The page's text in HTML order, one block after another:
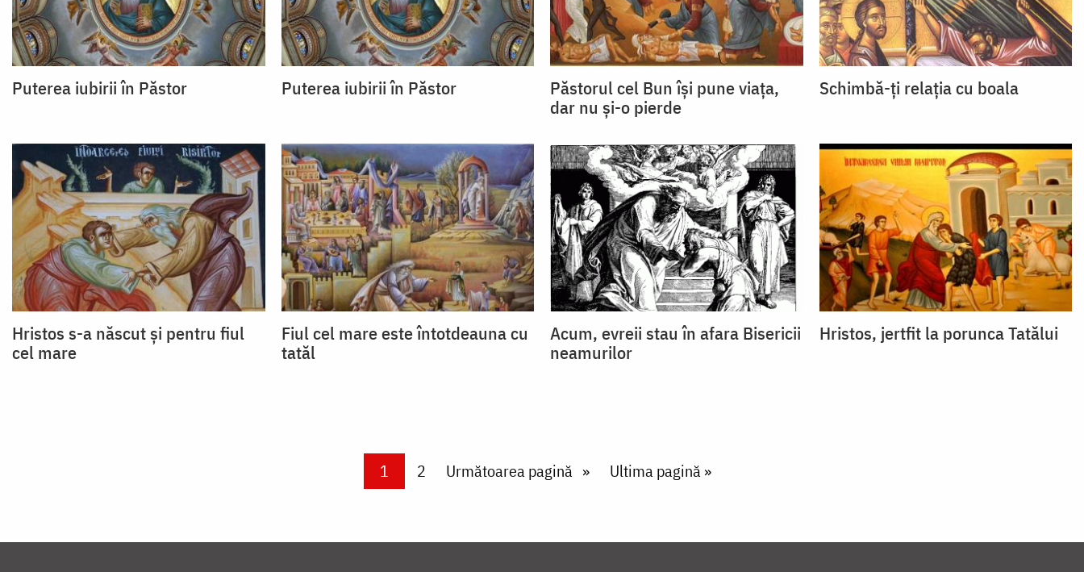
Puterea iubirii în Păstor Puterea iubirii în Păstor
Păstorul cel Bun îşi pune viaţa,
dar nu şi-o pierde
Schimbă-ți relația cu boala
Hristos s-a născut și pentru fiul
cel mare
Fiul cel mare este întotdeauna cu
tatăl
Acum, evreii stau în afara Bisericii
neamurilor
Hristos, jertfit la porunca Tatălui
Current page
1 Page
2 Next page
Următoarea pagină Last page
Ultima pagină »